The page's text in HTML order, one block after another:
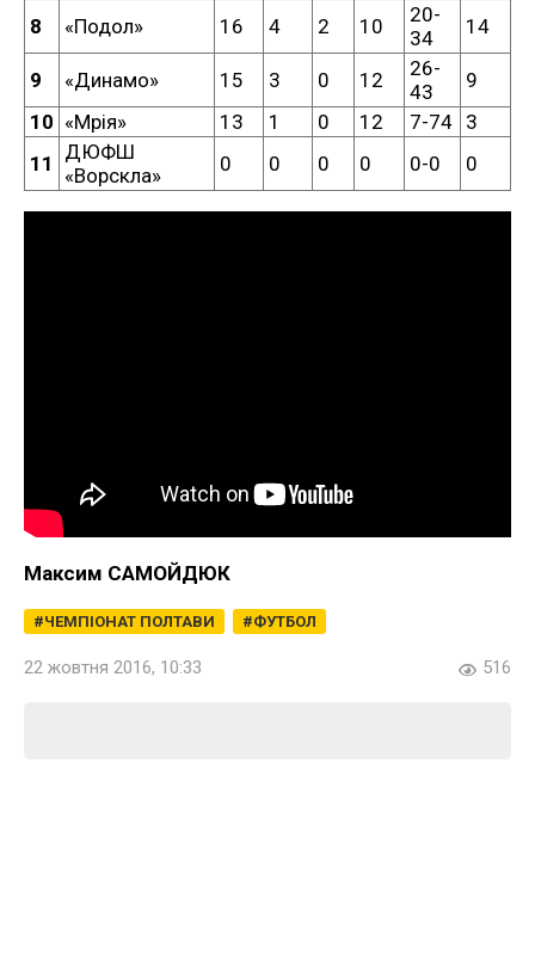
8 «Подол» 16 4 2 10
20-
34
14
9 «Динамо» 15 3 0 12
26-
43
9
10 «Мрія» 13 1 0 12 7-74 3
11
ДЮФШ
«Ворскла»
0 0 0 0 0-0 0
Максим САМОЙДЮК
ЧЕМПІОНАТ ПОЛТАВИ ФУТБОЛ
22 жовтня 2016, 10:33 516